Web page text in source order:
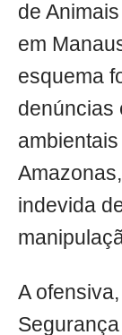
de
em
esquema
denúncias
indevida
A